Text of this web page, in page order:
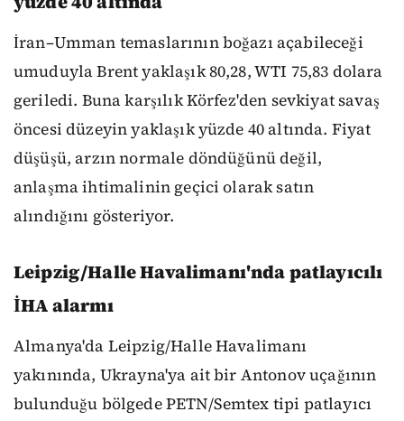
İran–Umman temaslarının boğazı açabileceği
umuduyla Brent yaklaşık 80,28, WTI 75,83 dolara
geriledi. Buna karşılık Körfez'den sevkiyat savaş
öncesi düzeyin yaklaşık yüzde 40 altında. Fiyat
düşüşü, arzın normale döndüğünü değil,
anlaşma ihtimalinin geçici olarak satın
alındığını gösteriyor.
Leipzig/Halle Havalimanı'nda patlayıcılı
İHA alarmı
Almanya'da Leipzig/Halle Havalimanı
yakınında, Ukrayna'ya ait bir Antonov uçağının
bulunduğu bölgede PETN/Semtex tipi patlayıcı